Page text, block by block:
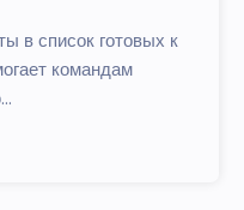
в список готовых к
командам